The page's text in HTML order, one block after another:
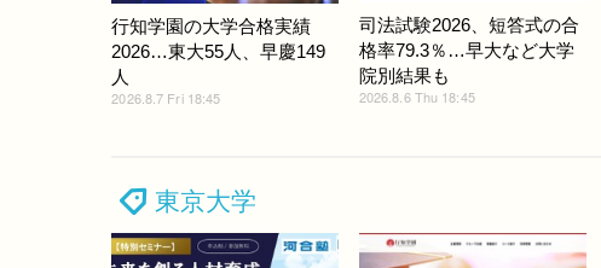
行知学園の大学合格実績
2026…東大55人、早慶149
人
2026.8.7 Fri 18:45
司法試験2026、短答式の合
格率79.3％…早大など大学
院別結果も
2026.8.6 Thu 18:45
東京大学